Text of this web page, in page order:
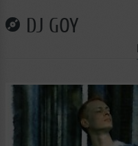
DJ GOY